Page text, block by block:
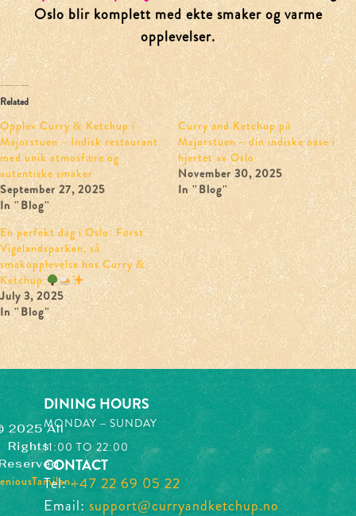
Home
Menu
Drinks
Reservation
Catering
Gift Voucher
Event
Blog
About Us
Contact Us
Find Us
Kirkeveien 51,
0368 Oslo,
Contact Us
Oslo blir komplett med ekte smaker og varme
opplevelser.
Related
Opplev Curry & Ketchup i
Majorstuen – Indisk restaurant
med unik atmosfære og
autentiske smaker
September 27, 2025
In "Blog"
Curry and Ketchup på
Majorstuen – din indiske oase i
hjertet av Oslo
November 30, 2025
In "Blog"
En perfekt dag i Oslo: Først
Vigelandsparken, så
smakopplevelse hos Curry &
Ketchup
July 3, 2025
In "Blog"
2025 All
Rights
.
DINING HOURS
MONDAY – SUNDAY
11:00 TO 22:00
CONTACT
Tel:+47 22 69 05 22
Email:support@curryandketchup.no